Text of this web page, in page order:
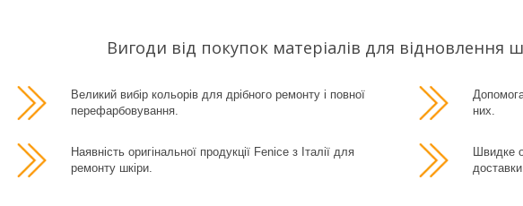
Вигоди від покупок матеріалів для відновлення
Великий вибір кольорів для дрібного ремонту і повної
перефарбовування.
Наявність оригінальної продукції Fenice з Італії для
ремонту шкіри.
них.
Швидке